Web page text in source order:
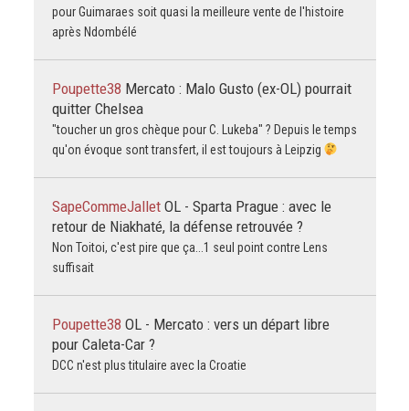
pour Guimaraes soit quasi la meilleure vente de l'histoire
après Ndombélé
Poupette38 Mercato : Malo Gusto (ex-OL) pourrait
quitter Chelsea
"toucher un gros chèque pour C. Lukeba" ? Depuis le temps
qu'on évoque sont transfert, il est toujours à Leipzig
SapeCommeJallet OL - Sparta Prague : avec le
retour de Niakhaté, la défense retrouvée ?
Non Toitoi, c'est pire que ça...1 seul point contre Lens
suffisait
Poupette38 OL - Mercato : vers un départ libre
pour Caleta-Car ?
DCC n'est plus titulaire avec la Croatie